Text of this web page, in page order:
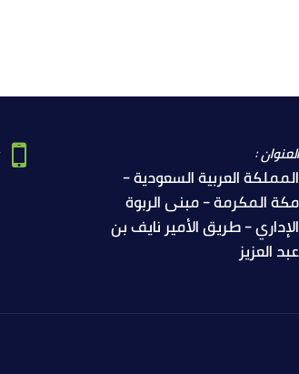
العنوان :
المملكة العربية السعودية -
مكة المكرمة - مبنى الربوة
الإداري - طريق الأمير نايف بن
عبد العزيز